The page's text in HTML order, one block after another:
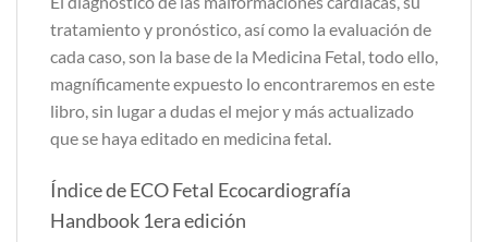
tratamiento y pronóstico, así como la evaluación de
cada caso, son la base de la Medicina Fetal, todo ello,
magníficamente expuesto lo encontraremos en este
libro, sin lugar a dudas el mejor y más actualizado
que se haya editado en medicina fetal.
Índice de ECO Fetal Ecocardiografía
Handbook 1era edición